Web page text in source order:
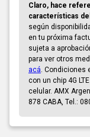
Claro, hace
características
según
en tu próxima
sujeta a
para ver otros
acá .
con un chip 4G
celular. AMX
878 CABA, Tel.: